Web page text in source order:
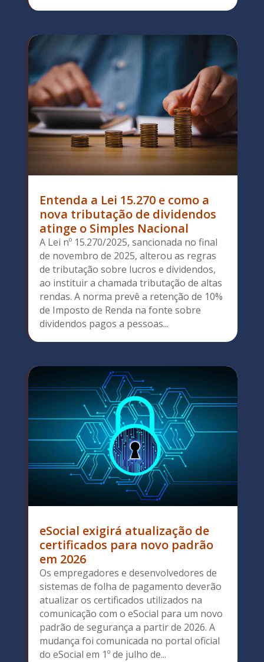
Entenda a Lei 15.270 e como a
nova tributação de dividendos
atinge o Simples Nacional
A Lei nº 15.270/2025, sancionada no final
de novembro de 2025, alterou as regras
de tributação sobre lucros e dividendos,
ao instituir a chamada tributação de altas
rendas. A norma prevê a retenção de 10%
de Imposto de Renda na fonte sobre
dividendos pagos a pessoas...
eSocial exigirá atualização de
certificados para novo padrão
em 2026
Os empregadores e desenvolvedores de
sistemas de folha de pagamento deverão
atualizar os certificados utilizados na
comunicação com o eSocial para um novo
padrão de segurança a partir de 2026. A
mudança foi comunicada no portal oficial
do eSocial em 1º de julho de...